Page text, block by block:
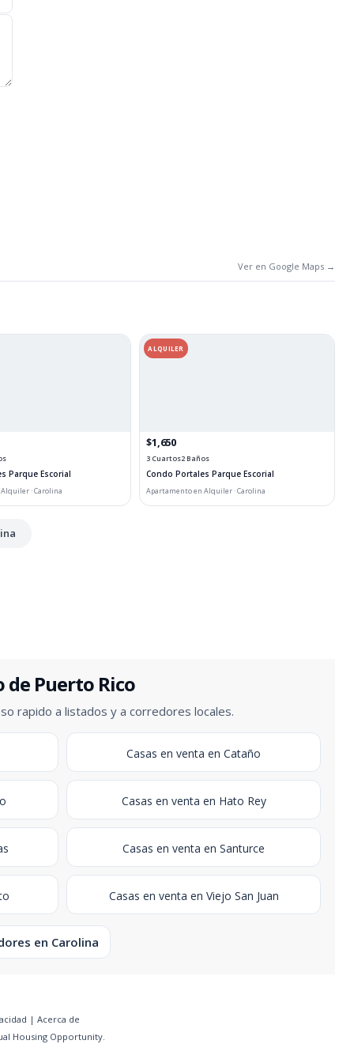
Ver en Google Maps →
Parque Escorial
· Carolina
ALQUILER
$1,650
3 Cuartos2 Baños
Condo Portales Parque Escorial
Apartamento en Alquiler · Carolina
de Puerto Rico
rapido a listados y a corredores locales.
Casas en venta en Cataño
Casas en venta en Hato Rey
Casas en venta en Santurce
Casas en venta en Viejo San Juan
en Carolina
| Acerca de
Housing Opportunity.